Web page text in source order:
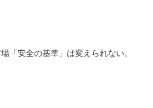
「安全の基準」は変えられない。